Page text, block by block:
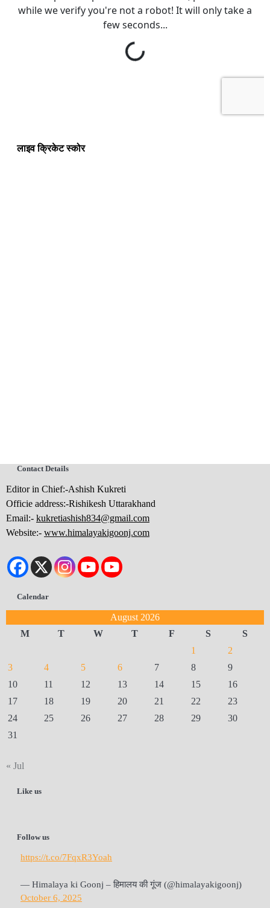
लाइव क्रिकेट स्कोर
Contact Details
Editor in Chief:-Ashish Kukreti
Officie address:-Rishikesh Uttarakhand
Email:- kukretiashish834@gmail.com
Website:- www.himalayakigoonj.com
Calendar
August 2026
M
T W T F S
S
1
2
3
4 5 6 7 8
9
10
11 12 13 14 15
16
17
18 19 20 21 22
23
24
25 26 27 28 29
30
31
« Jul
Like us
Follow us
https://t.co/7FqxR3Yoah
— Himalaya ki Goonj – हिमालय की गूंज (@himalayakigoonj)
October 6, 2025